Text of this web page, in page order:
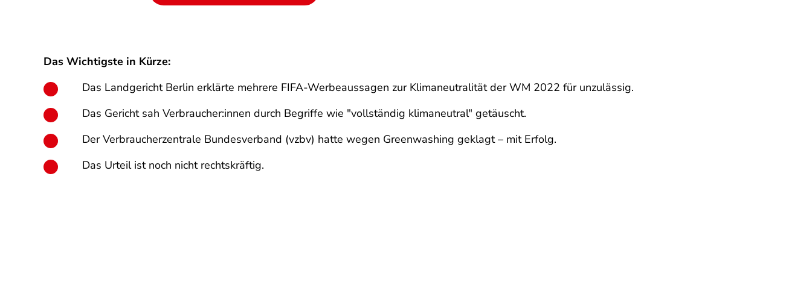
Das Wichtigste in Kürze:
Das Landgericht Berlin erklärte mehrere FIFA-Werbeaussagen zur Klimaneutralität der WM 2022 für unzulässig.
Das Gericht sah Verbraucher:innen durch Begriffe wie "vollständig klimaneutral" getäuscht.
Der Verbraucherzentrale Bundesverband (vzbv) hatte wegen Greenwashing geklagt – mit Erfolg.
Das Urteil ist noch nicht rechtskräftig.